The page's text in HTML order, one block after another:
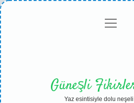
Gizlilikmenüyü
Güneşli
Yaz esintisiyle dolu